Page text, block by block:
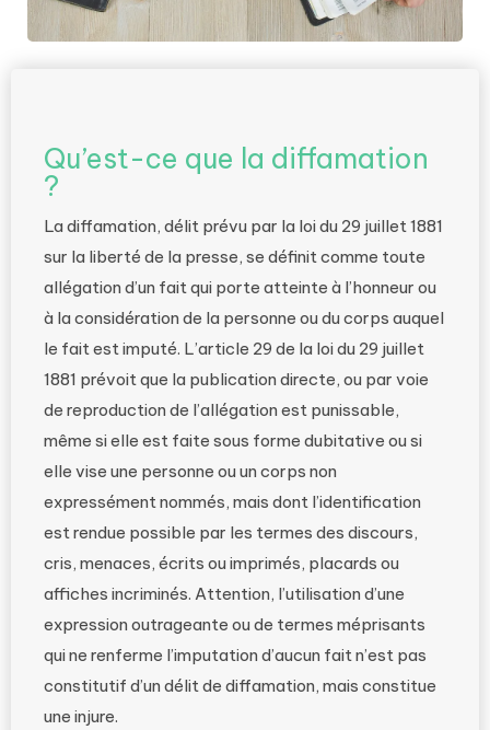
Qu’est-ce que la diffamation
?
La diffamation, délit prévu par la loi du 29 juillet 1881
sur la liberté de la presse, se définit comme toute
allégation d’un fait qui porte atteinte à l’honneur ou
à la considération de la personne ou du corps auquel
le fait est imputé. L’article 29 de la loi du 29 juillet
1881 prévoit que la publication directe, ou par voie
de reproduction de l’allégation est punissable,
même si elle est faite sous forme dubitative ou si
elle vise une personne ou un corps non
expressément nommés, mais dont l’identification
est rendue possible par les termes des discours,
cris, menaces, écrits ou imprimés, placards ou
affiches incriminés. Attention, l’utilisation d’une
expression outrageante ou de termes méprisants
qui ne renferme l’imputation d’aucun fait n’est pas
constitutif d’un délit de diffamation, mais constitue
une injure.